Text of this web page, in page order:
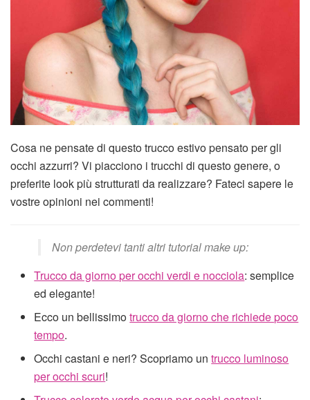
Cosa ne pensate di questo trucco estivo pensato per gli
occhi azzurri? Vi piacciono i trucchi di questo genere, o
preferite look più strutturati da realizzare? Fateci sapere le
vostre opinioni nei commenti!
Non perdetevi tanti altri tutorial make up:
Trucco da giorno per occhi verdi e nocciola: semplice
ed elegante!
Ecco un bellissimotrucco da giorno che richiede poco
tempo.
Occhi castani e neri? Scopriamo untrucco luminoso
per occhi scuri!